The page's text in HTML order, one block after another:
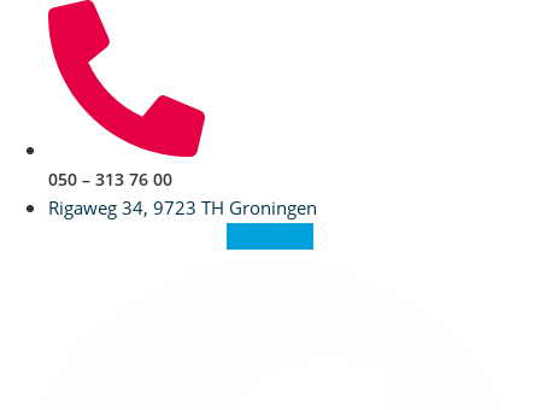
050 – 313 76 00
Rigaweg 34, 9723 TH Groningen